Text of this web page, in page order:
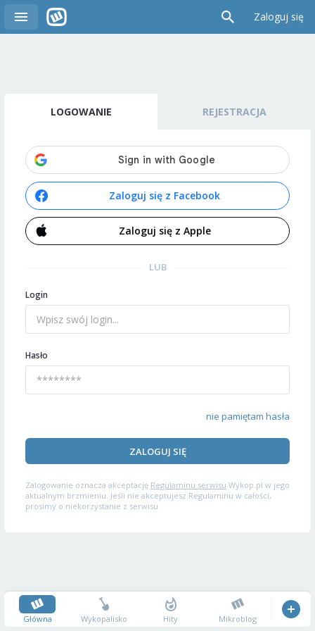
Zaloguj się
LOGOWANIE REJESTRACJA
Zaloguj się z Facebook
Zaloguj się z Apple
LUB
Login
Hasło
nie pamiętam hasła
ZALOGUJ SIĘ
Zalogowanie oznacza akceptację Regulaminu serwisu Wykop.pl w jego
aktualnym brzmieniu. Jeśli nie akceptujesz Regulaminu w całości,
prosimy o niekorzystanie z serwisu.
Główna Wykopalisko Hity Mikroblog